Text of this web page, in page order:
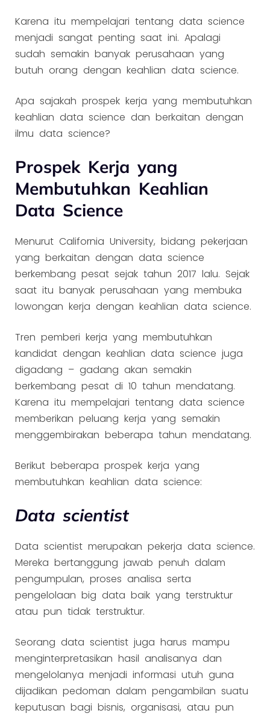
Karena itu mempelajari tentang data science
menjadi sangat penting saat ini. Apalagi
sudah semakin banyak perusahaan yang
butuh orang dengan keahlian data science.
Apa sajakah prospek kerja yang membutuhkan
keahlian data science dan berkaitan dengan
ilmu data science?
Prospek Kerja yang
Membutuhkan Keahlian
Data Science
Menurut California University, bidang pekerjaan
yang berkaitan dengan data science
berkembang pesat sejak tahun 2017 lalu. Sejak
saat itu banyak perusahaan yang membuka
lowongan kerja dengan keahlian data science.
Tren pemberi kerja yang membutuhkan
kandidat dengan keahlian data science juga
digadang – gadang akan semakin
berkembang pesat di 10 tahun mendatang.
Karena itu mempelajari tentang data science
memberikan peluang kerja yang semakin
menggembirakan beberapa tahun mendatang.
Berikut beberapa prospek kerja yang
membutuhkan keahlian data science:
Data scientist
Data scientist merupakan pekerja data science.
Mereka bertanggung jawab penuh dalam
pengumpulan, proses analisa serta
pengelolaan big data baik yang terstruktur
atau pun tidak terstruktur.
Seorang data scientist juga harus mampu
menginterpretasikan hasil analisanya dan
mengelolanya menjadi informasi utuh guna
dijadikan pedoman dalam pengambilan suatu
keputusan bagi bisnis, organisasi, atau pun